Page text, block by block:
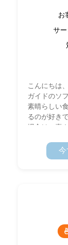
お
サ
こんにちは
ガイドのソ
素晴らしい
るのが好き
場合は、喜
今